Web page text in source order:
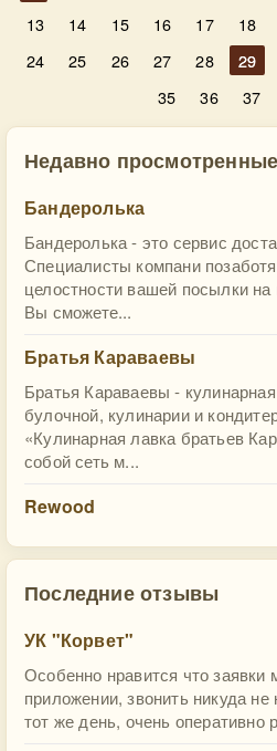
13
14 15 16 17 18
24
25 26 27 28 29
35
36 37
Недавно просмотренные
Бандеролька
Бандеролька - это сервис
Специалисты компани
целостности вашей посылки на
Вы сможете...
Братья Караваевы
Братья Караваевы -
булочной, кулинарии и
«Кулинарная лавка братьев
собой сеть м...
Rewood
Последние отзывы
УК "Корвет"
Особенно нравится что заявки
приложении, звонить никуда
тот же день, очень